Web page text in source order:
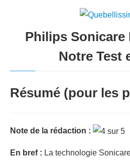
Philips Sonicare
Notre Test
Résumé (pour les
Note de la rédaction :
En bref : La technologie